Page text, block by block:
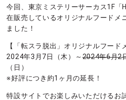
今回、東京ミステリーサーカス1F「
在販売しているオリジナルフードメ
ました！
【「転スラ脱出」オリジナルフード
2024年3月7日（木）～2024年6月2
（日）
※好評につき約1ヶ月の延長！
特設サイトでお楽しみいただけるお